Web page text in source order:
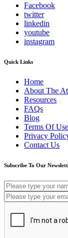
Facebook
twitter
linkedin
youtube
instagram
Quick Links
Home
About The
Resources
FAQs
Blog
Terms Of Use
Privacy
Contact Us
Subscribe To Our